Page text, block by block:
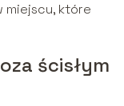
miejscu, które
ścisłym